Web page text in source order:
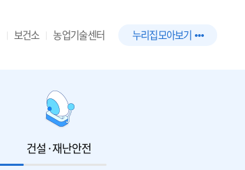
보건소 농업기술센터 누리집 모아보기
건설·재난안전